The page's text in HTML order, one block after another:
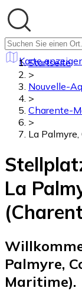
Karte
Startseite
>
Nouvelle-
>
Charente-
>
La
La
Palmyre,
Maritime).